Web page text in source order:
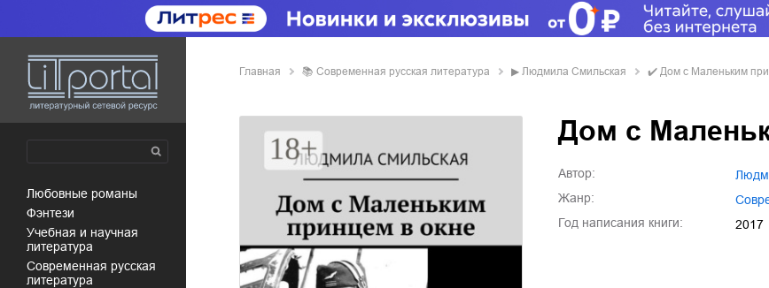
любовные романы
фэнтези
учебная и научная
литература
современная русская
литература
Главная 📚 современная русская литература ▶ Людмила Смильская ✔️ Дом с Маленьким
Дом с
Автор:
Жанр:
Год написания книги:
2017